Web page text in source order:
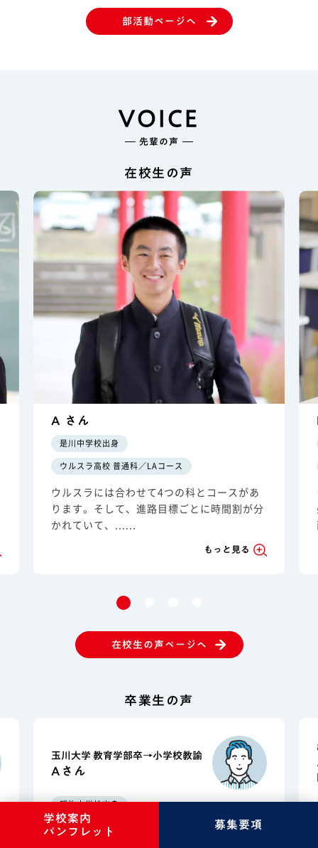
学校案内
パンフレット
募集要項
部活動ページへ
VOICE
先輩の声
在校生の声
A さん
是川中学校出身
ウルスラ高校 普通科／LAコース
ウルスラには合わせて4つの科とコースがあ
ります。そして、進路目標ごとに時間割が分
かれていて、......
もっと見る
在校生の声ページへ
卒業生の声
玉川大学 教育学部卒→小学校教諭
Aさん
明治中学校出身
ウルスラ高校 普通科／LAコース 卒業